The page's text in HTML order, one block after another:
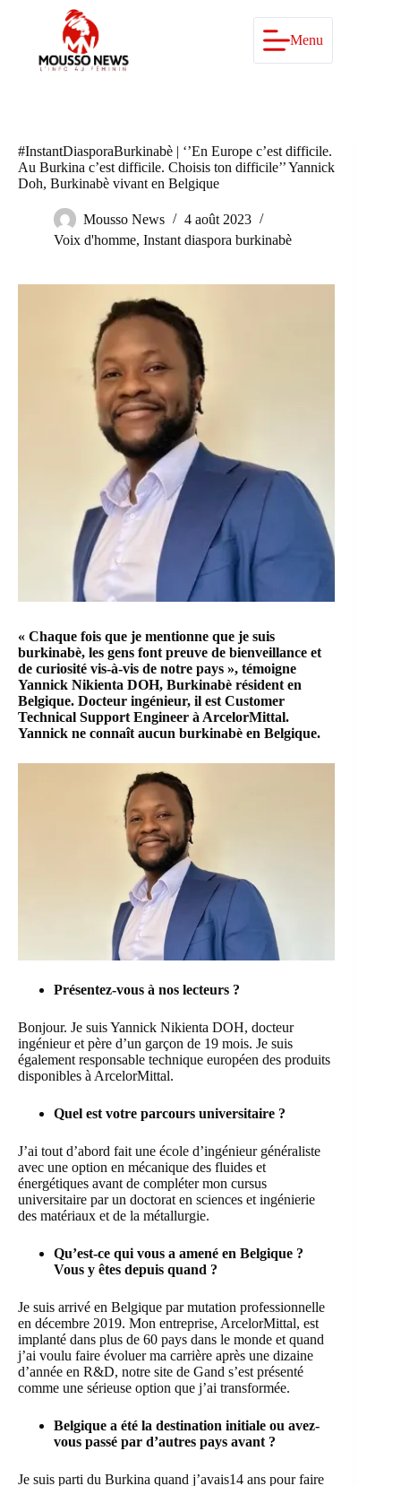
Menu
#InstantDiasporaBurkinabè | ‘’En Europe c’est difficile.
Au Burkina c’est difficile. Choisis ton difficile’’ Yannick
Doh, Burkinabè vivant en Belgique
Mousso News
4 août 2023
Voix d'homme, Instant diaspora burkinabè
« Chaque fois que je mentionne que je suis
burkinabè, les gens font preuve de bienveillance et
de curiosité vis-à-vis de notre pays », témoigne
Yannick Nikienta DOH, Burkinabè résident en
Belgique. Docteur ingénieur, il est Customer
Technical Support Engineer à ArcelorMittal.
Yannick ne connaît aucun burkinabè en Belgique.
Présentez-vous à nos lecteurs ?
Bonjour. Je suis Yannick Nikienta DOH, docteur
ingénieur et père d’un garçon de 19 mois. Je suis
également responsable technique européen des produits
disponibles à ArcelorMittal.
Quel est votre parcours universitaire ?
J’ai tout d’abord fait une école d’ingénieur généraliste
avec une option en mécanique des fluides et
énergétiques avant de compléter mon cursus
universitaire par un doctorat en sciences et ingénierie
des matériaux et de la métallurgie.
Qu’est-ce qui vous a amené en Belgique ?
Vous y êtes depuis quand ?
Je suis arrivé en Belgique par mutation professionnelle
en décembre 2019. Mon entreprise, ArcelorMittal, est
implanté dans plus de 60 pays dans le monde et quand
j’ai voulu faire évoluer ma carrière après une dizaine
d’année en R&D, notre site de Gand s’est présenté
comme une sérieuse option que j’ai transformée.
Belgique a été la destination initiale ou avez-
vous passé par d’autres pays avant ?
Je suis parti du Burkina quand j’avais14 ans pour faire